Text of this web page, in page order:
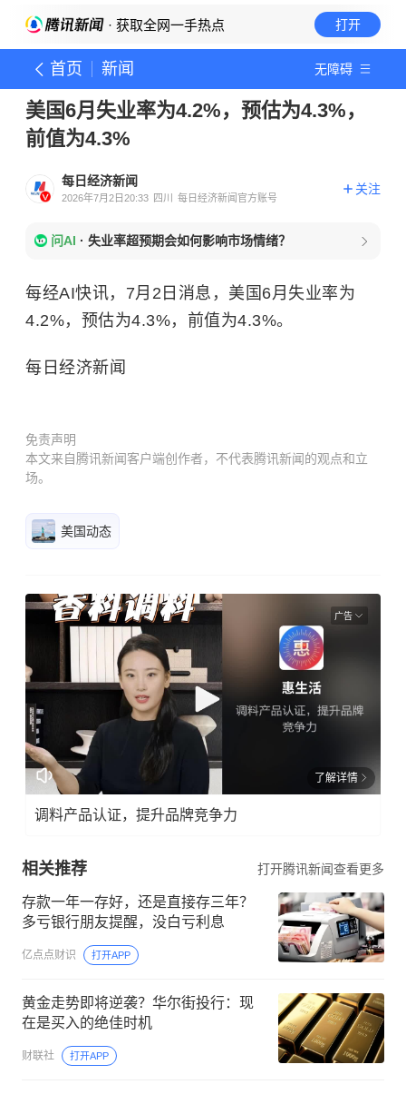
· 获取全网一手热点 打开
首页 新闻 无障碍
美国6月失业率为4.2%，预估为4.3%，
前值为4.3%
每日经济新闻
2026年7月2日20:33 四川 每日经济新闻官方账号
关注
问AI · 失业率超预期会如何影响市场情绪？
每经AI快讯，7月2日消息，美国6月失业率为
4.2%，预估为4.3%，前值为4.3%。
每日经济新闻
免责声明
本文来自腾讯新闻客户端创作者，不代表腾讯新闻的观点和立
场。
美国动态
广告
了解详情
调料产品认证，提升品牌竞争力
相关推荐 打开腾讯新闻查看更多
存款一年一存好，还是直接存三年？
多亏银行朋友提醒，没白亏利息
亿点点财识 打开APP
黄金走势即将逆袭？华尔街投行：现
在是买入的绝佳时机
财联社 打开APP